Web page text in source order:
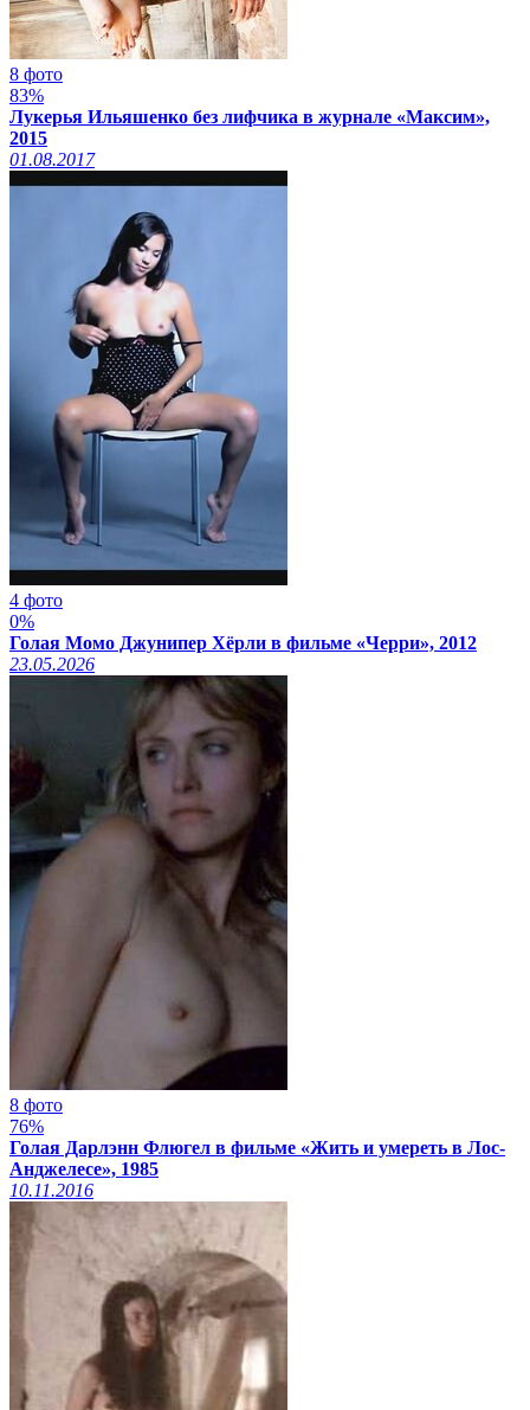
8 фото
83%
Лукерья Ильяшенко без лифчика в журнале «Максим»,
2015
01.08.2017
4 фото
0%
Голая Момо Джунипер Хёрли в фильме «Черри», 2012
23.05.2026
8 фото
76%
Голая Дарлэнн Флюгел в фильме «Жить и умереть в Лос-
Анджелесе», 1985
10.11.2016